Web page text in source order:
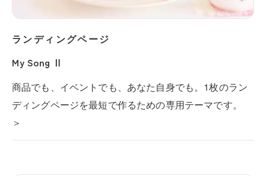
ランディングページ
My Song Ⅱ
商品でも、イベントでも、あなた自身でも。1枚のラン
ディングページを最短で作るための専用テーマです。
＞